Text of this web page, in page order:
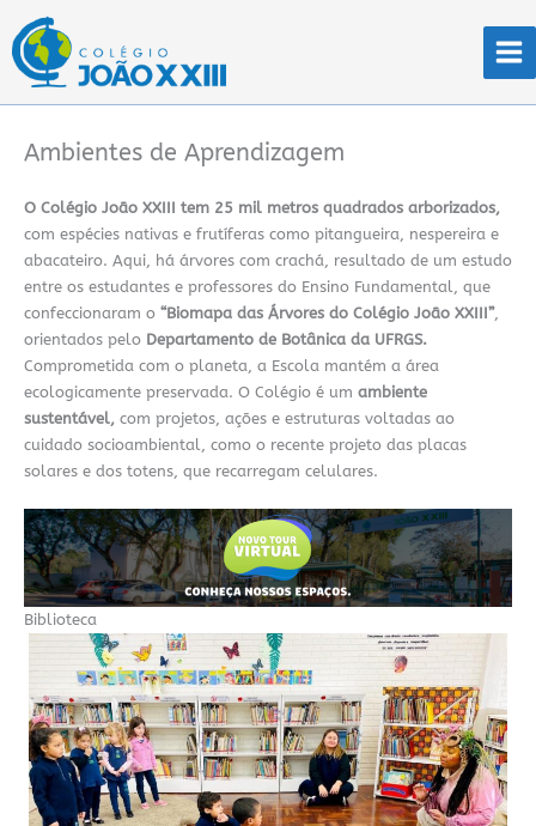
para
conteúdo
Ambientes de Aprendizagem
O Colégio João XXIII tem 25 mil metros quadrados arborizados,
com espécies nativas e frutíferas como pitangueira, nespereira e
abacateiro. Aqui, há árvores com crachá, resultado de um estudo
entre os estudantes e professores do Ensino Fundamental, que
confeccionaram o “Biomapa das Árvores do Colégio João XXIII”,
orientados pelo Departamento de Botânica da UFRGS.
Comprometida com o planeta, a Escola mantém a área
ecologicamente preservada. O Colégio é um ambiente
sustentável, com projetos, ações e estruturas voltadas ao
cuidado socioambiental, como o recente projeto das placas
solares e dos totens, que recarregam celulares.
Biblioteca